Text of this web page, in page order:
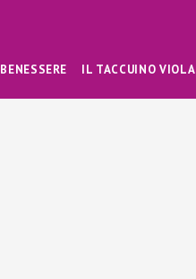
BENESSERE IL TACCUINO VIOLA